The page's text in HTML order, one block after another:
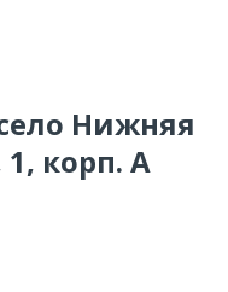
Нижняя
корп. А